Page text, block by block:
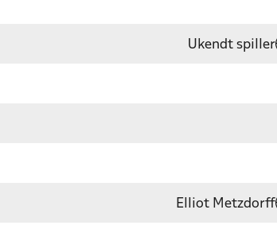
Ukendt spiller
Elliot Metzdorff